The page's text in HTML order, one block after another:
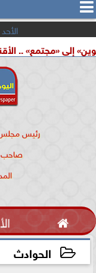
الأحد 9 أغسطس
.. الأقنعة تتغير
رئيس مجلس
صاحب

الحوادث